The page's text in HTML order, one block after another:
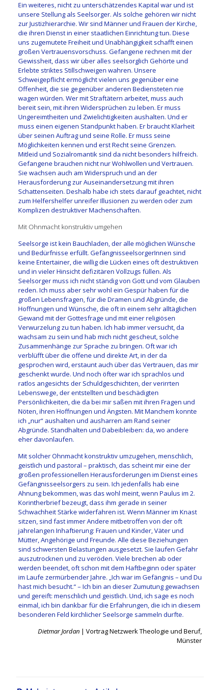
Ein weiteres, nicht zu unterschätzendes Kapital war und ist
unsere Stellung als Seelsorger. Als solche gehören wir nicht
zur Justizhierarchie. Wir sind Männer und Frauen der Kirche,
die ihren Dienst in einer staatlichen Einrichtung tun. Diese
uns zugemutete Freiheit und Unabhängigkeit schafft einen
großen Vertrauensvorschuss. Gefangene rechnen mit der
Gewissheit, dass wir über alles seelsorglich Gehörte und
Erlebte striktes Stillschweigen wahren. Unsere
Schweigepflicht ermöglicht vielen uns gegenüber eine
Offenheit, die sie gegenüber anderen Bediensteten nie
wagen würden. Wer mit Straftätern arbeitet, muss auch
bereit sein, mit ihren Widersprüchen zu leben. Er muss
Ungereimtheiten und Zwielichtigkeiten aushalten. Und er
muss einen eigenen Standpunkt haben. Er braucht Klarheit
über seinen Auftrag und seine Rolle. Er muss seine
Möglichkeiten kennen und erst Recht seine Grenzen.
Mitleid und Sozialromantik sind da nicht besonders hilfreich.
Gefangene brauchen nicht nur Wohlwollen und Vertrauen.
Sie wachsen auch am Widerspruch und an der
Herausforderung zur Auseinandersetzung mit ihren
Schattenseiten. Deshalb habe ich stets darauf geachtet, nicht
zum Helfershelfer unreifer Illusionen zu werden oder zum
Komplizen destruktiver Machenschaften.
Mit Ohnmacht konstruktiv umgehen
Seelsorge ist kein Bauchladen, der alle möglichen Wünsche
und Bedürfnisse erfüllt. GefängnisseelsorgerInnen sind
keine Entertainer, die willig die Lücken eines oft destruktiven
und in vieler Hinsicht defizitären Vollzugs füllen. Als
Seelsorger muss ich nicht ständig von Gott und vom Glauben
reden. Ich muss aber sehr wohl ein Gespür haben für die
großen Lebensfragen, für die Dramen und Abgründe, die
Hoffnungen und Wünsche, die oft in einem sehr alltäglichen
Gewand mit der Gottesfrage und mit einer religiösen
Verwurzelung zu tun haben. Ich hab immer versucht, da
wachsam zu sein und hab mich nicht gescheut, solche
Zusammenhänge zur Sprache zu bringen. Oft war ich
verblüfft über die offene und direkte Art, in der da
gesprochen wird, erstaunt auch über das Vertrauen, das mir
geschenkt wurde. Und noch öfter war ich sprachlos und
ratlos angesichts der Schuldgeschichten, der verirrten
Lebenswege, der entstellten und beschädigten
Persönlichkeiten, die da bei mir saßen mit ihren Fragen und
Nöten, ihren Hoffnungen und Ängsten. Mit Manchem konnte
ich „nur“ aushalten und ausharren am Rand seiner
Abgründe. Standhalten und Dabeibleiben: da, wo andere
eher davonlaufen.
Mit solcher Ohnmacht konstruktiv umzugehen, menschlich,
geistlich und pastoral – praktisch, das scheint mir eine der
großen professionellen Herausforderungen im Dienst eines
Gefängnisseelsorgers zu sein. Ich jedenfalls hab eine
Ahnung bekommen, was das wohl meint, wenn Paulus im 2.
Korintherbrief bezeugt, dass ihm gerade in seiner
Schwachheit Stärke widerfahren ist. Wenn Männer im Knast
sitzen, sind fast immer Andere mitbetroffen von der oft
jahrelangen Inhaftierung: Frauen und Kinder, Väter und
Mütter, Angehörige und Freunde. Alle diese Beziehungen
sind schwersten Belastungen ausgesetzt. Sie laufen Gefahr
auszutrocknen und zu veröden. Viele brechen ab oder
werden beendet, oft schon mit dem Haftbeginn oder später
im Laufe zermürbender Jahre. „Ich war im Gefängnis – und Du
hast mich besucht.“ – Ich bin an dieser Zumutung gewachsen
und gereift: menschlich und geistlich. Und, ich sage es noch
einmal, ich bin dankbar für die Erfahrungen, die ich in diesem
besonderen Feld kirchlicher Seelsorge sammeln durfte.
Dietmar Jordan |Vortrag Netzwerk Theologie und Beruf,
Münster